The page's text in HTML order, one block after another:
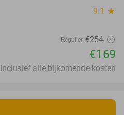
9.1 star
Regulier €254
€169
Inclusief alle bijkomende kosten